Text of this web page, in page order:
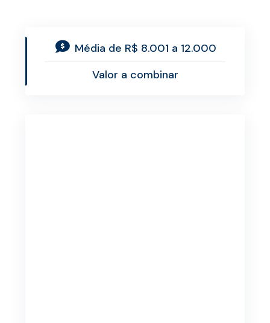
Média de R$ 8.001 a 12.000
Valor a combinar